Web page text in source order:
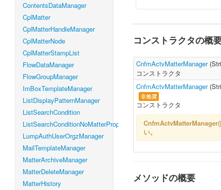
ContentsDataManager
CplMatter
CplMatterHandleManager
CplMatterNode
CplMatterStampList
FlowDataManager
FlowGroupManager
ImBoxTemplateManager
ListDisplayPatternManager
ListSearchCondition
ListSearchConditionNoMatterProperty
LumpAuthUserOrgzManager
MailTemplateManager
MatterArchiveManager
MatterDeleteManager
MatterHistory
コンストラクタの概
CnfmActvMatterManager(
コンストラクタ
CnfmActvMatterManager(
非推奨
コンストラクタ
い。
メソッドの概要